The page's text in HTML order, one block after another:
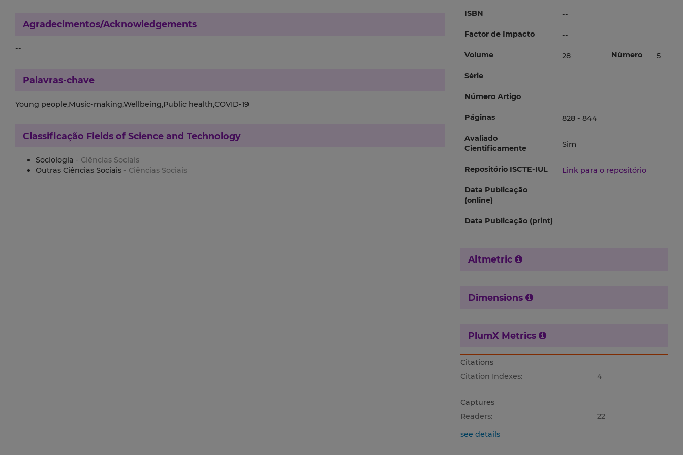
Agradecimentos/Acknowledgements
--
Palavras-chave
Young people,Music-making,Wellbeing,Public health,COVID-19
Classificação Fields of Science and Technology
Sociologia - Ciências Sociais
Outras Ciências Sociais - Ciências Sociais
ISBN --
Factor de Impacto --
Volume 28 Número 5
Série
Número Artigo
Páginas 828 - 844
Avaliado
Cientificamente
Sim
Repositório ISCTE-IUL Link para o repositório
Data Publicação
(online)
Data Publicação (print)
Altmetric
Dimensions
PlumX Metrics
Citations
Citation Indexes:
4
Captures
Readers:
22
see details